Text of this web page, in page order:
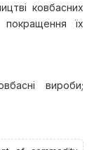
ковбасних
покращення їх
вироби;